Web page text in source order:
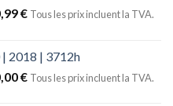
€ Tous les prix incluent la TVA.
2018 | 3712h
€ Tous les prix incluent la TVA.